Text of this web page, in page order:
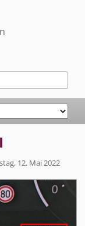
12. Mai 2022